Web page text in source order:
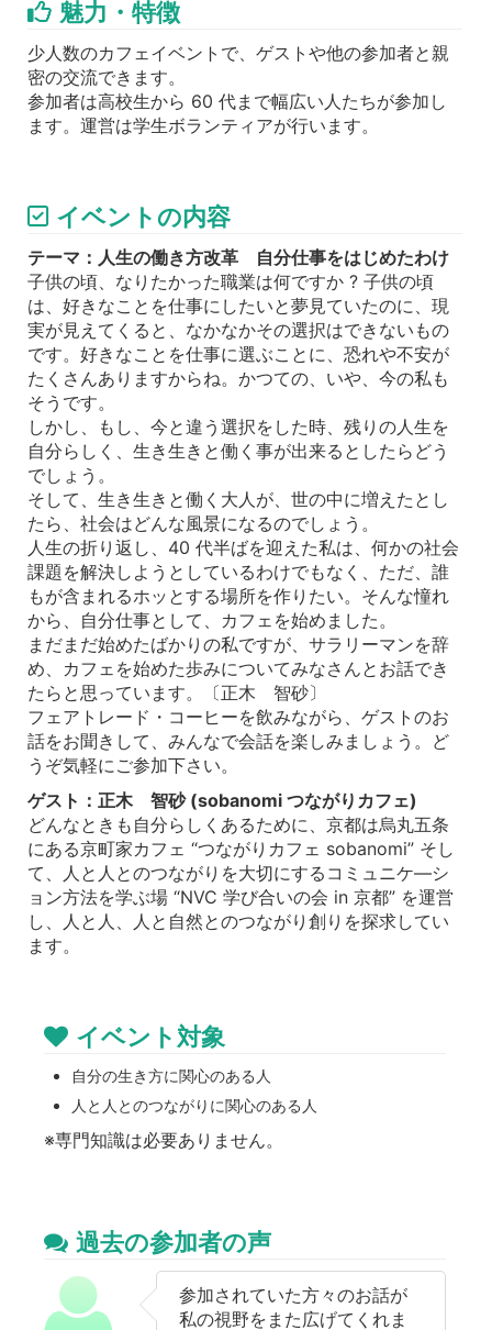
魅力・特徴
少人数のカフェイベントで、ゲストや他の参加者と親
密の交流できます。
参加者は高校生から 60 代まで幅広い人たちが参加し
ます。運営は学生ボランティアが行います。
イベントの内容
テーマ：人生の働き方改革 自分仕事をはじめたわけ
子供の頃、なりたかった職業は何ですか ? 子供の頃
は、好きなことを仕事にしたいと夢見ていたのに、現
実が見えてくると、なかなかその選択はできないもの
です。好きなことを仕事に選ぶことに、恐れや不安が
たくさんありますからね。かつての、いや、今の私も
そうです。
しかし、もし、今と違う選択をした時、残りの人生を
自分らしく、生き生きと働く事が出来るとしたらどう
でしょう。
そして、生き生きと働く大人が、世の中に増えたとし
たら、社会はどんな風景になるのでしょう。
人生の折り返し、40 代半ばを迎えた私は、何かの社会
課題を解決しようとしているわけでもなく、ただ、誰
もが含まれるホッとする場所を作りたい。そんな憧れ
から、自分仕事として、カフェを始めました。
まだまだ始めたばかりの私ですが、サラリーマンを辞
め、カフェを始めた歩みについてみなさんとお話でき
たらと思っています。〔正木 智砂〕
フェアトレード・コーヒーを飲みながら、ゲストのお
話をお聞きして、みんなで会話を楽しみましょう。ど
うぞ気軽にご参加下さい。
ゲスト：正木 智砂 (sobanomi つながりカフェ)
どんなときも自分らしくあるために、京都は烏丸五条
にある京町家カフェ “つながりカフェ sobanomi” そし
て、人と人とのつながりを大切にするコミュニケ―シ
ョン方法を学ぶ場 “NVC 学び合いの会 in 京都” を運営
し、人と人、人と自然とのつながり創りを探求してい
ます。
イベント対象
自分の生き方に関心のある人
人と人とのつながりに関心のある人
※専門知識は必要ありません。
過去の参加者の声
参加されていた方々のお話が
私の視野をまた広げてくれま